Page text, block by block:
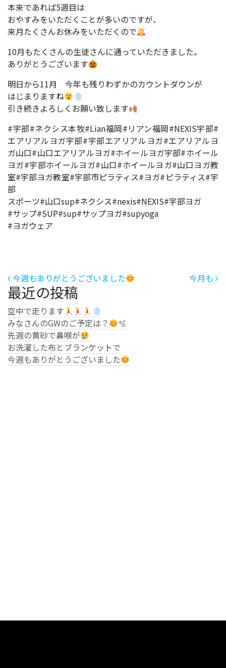
本来であれば5週目は
おやすみをいただくことが多いのですが、
来月たくさんお休みをいただくので
10月もたくさんの生徒さんに通っていただきました。
ありがとうございます
明日から11月 今年も残りわずかのカウントダウンが
はじまりますね
引き続きよろしくお願い致します
#宇部#ネクシス本牧#Lian福岡#リアン福岡#NEXIS宇部#
エアリアルヨガ宇部#宇部エアリアルヨガ#エアリアルヨ
ガ山口#山口エアリアルヨガ#ホイールヨガ宇部#ホイール
ヨガ#宇部ホイールヨガ#山口#ホイールヨガ#山口ヨガ教
室#宇部ヨガ教室#宇部市ピラティス#ヨガ#ピラティス#宇
部
スポーツ#山口sup#ネクシス#nexis#NEXIS#宇部ヨガ
#サップ#SUP#sup#サップヨガ#supyoga
#ヨガウェア
投稿ナビゲーション
今週もありがとうございました 今月も
最近の投稿
空中で走ります
みなさんのGWのご予定は？
🫧
先週の黄砂で鼻喉が
お洗濯した布とブランケットで
今週もありがとうございました